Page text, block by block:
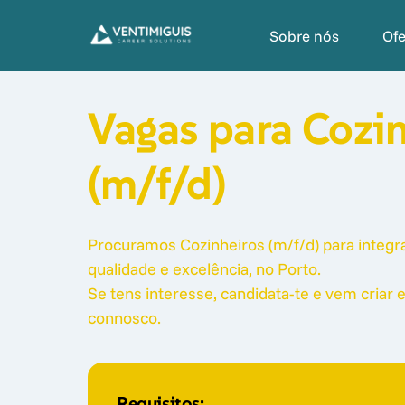
Sobre nós
Vagas para
(m/f/d)
Procuramos Cozinheiros (m/f/d) para
qualidade e excelência, no Porto.
Se tens interesse, candidata-te e vem criar
connosco.